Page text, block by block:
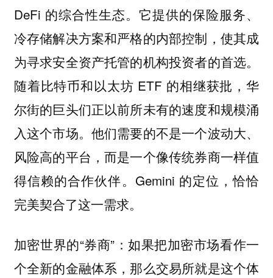
DeFi 的综合性生态。它提供的保险服务、
冷存储解决方案和严格的内部控制，使其成
为寻求安全资产托管的机构投资者的首选。
随着比特币和以太坊 ETF 的相继获批，华
尔街的巨头们正以前所未有的速度和规模涌
入这个市场。他们需要的不是一个波动大、
风险高的平台，而是一个像传统券商一样值
得信赖的合作伙伴。Gemini 的定位，恰恰
完美契合了这一需求。
加密世界的“券商”：如果把加密市场看作一
个全新的金融体系，那么交易所就是这个体